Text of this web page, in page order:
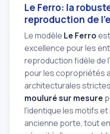
Le Ferro: la
reproduction de
Le modèle Le Ferro
excellence pour les
reproduction fidèle de
pour les copropriétés
architecturales
mouluré sur mesure
l'identique les motifs
ancienne porte, tout